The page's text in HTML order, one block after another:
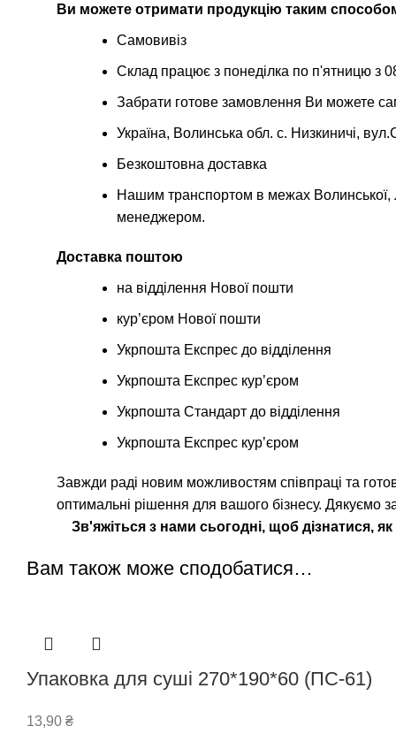
Ви можете отримати продукцію таким
Самовивіз
Склад працює з понеділка по п'ятницю з
Забрати готове замовлення Ви можете
Україна, Волинська обл. с. Низкиничі,
Безкоштовна доставка
Нашим транспортом в межах Волинської,
менеджером.
Доставка поштою
на відділення Нової пошти
кур’єром Нової пошти
Укрпошта Експрес до відділення
Укрпошта Експрес кур’єром
Укрпошта Стандарт до відділення
Укрпошта Експрес кур’єром
Завжди раді новим можливостям співпраці та
оптимальні рішення для вашого бізнесу. Дякуємо
Зв'яжіться з нами сьогодні, щоб дізнатися,
Вам також може сподобатися…
Упаковка для суші 270*190*60 (ПС-61)
13,90 ₴